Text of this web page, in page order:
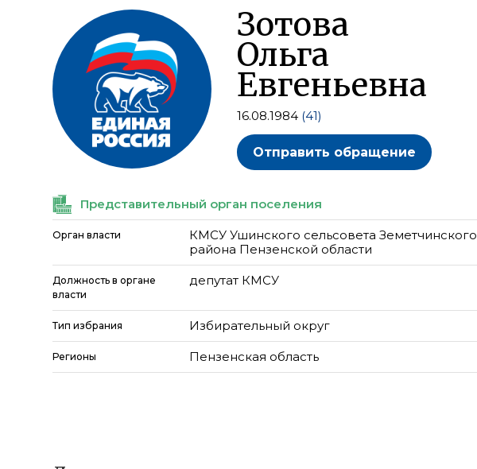
Зотова
Ольга
Евгеньевна
16.08.1984 (41)
Отправить обращение
Представительный орган поселения
Орган власти
КМСУ Ушинского сельсовета Земетчинского
района Пензенской области
Должность в органе
власти
депутат КМСУ
Тип избрания Избирательный округ
Регионы Пензенская область